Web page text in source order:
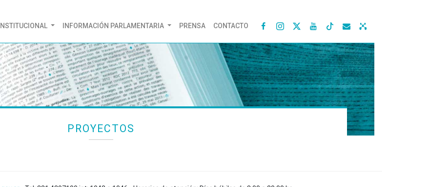
INSTITUCIONAL INFORMACIÓN PARLAMENTARIA PRENSA CONTACTO    
PROYECTOS